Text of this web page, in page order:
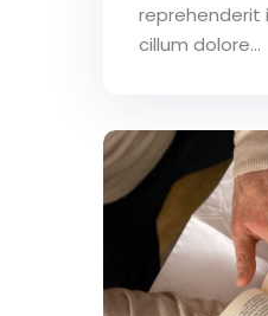
reprehenderit
cillum dolore...